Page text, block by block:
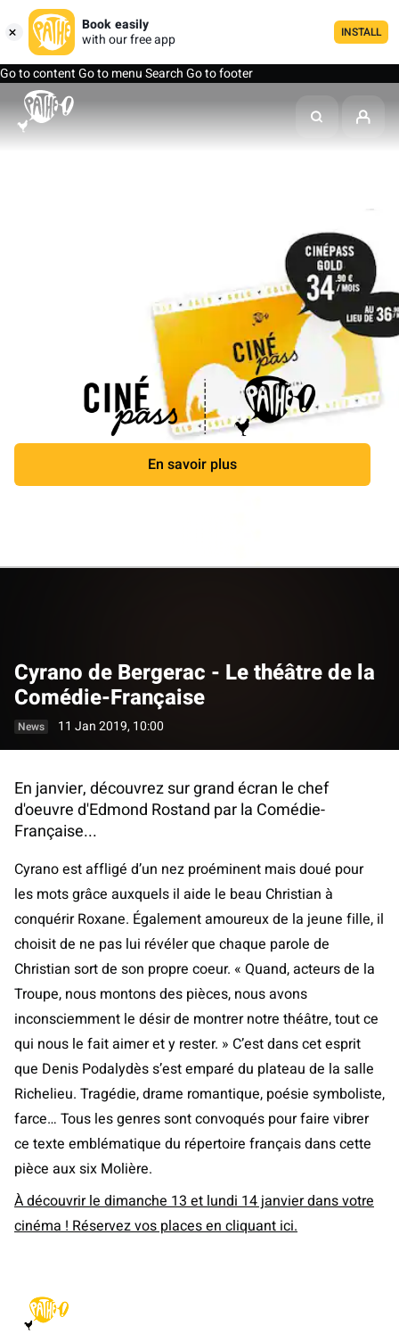
Book easily
with our free app
INSTALL
Go to contentGo to menuSearchGo to footer
En savoir plus
Cyrano de Bergerac - Le théâtre de la
Comédie-Française
News 11 Jan 2019, 10:00
En janvier, découvrez sur grand écran le chef
d'oeuvre d'Edmond Rostand par la Comédie-
Française...
Cyrano est affligé d’un nez proéminent mais doué pour
les mots grâce auxquels il aide le beau Christian à
conquérir Roxane. Également amoureux de la jeune fille, il
choisit de ne pas lui révéler que chaque parole de
Christian sort de son propre coeur. « Quand, acteurs de la
Troupe, nous montons des pièces, nous avons
inconsciemment le désir de montrer notre théâtre, tout ce
qui nous le fait aimer et y rester. » C’est dans cet esprit
que Denis Podalydès s’est emparé du plateau de la salle
Richelieu. Tragédie, drame romantique, poésie symboliste,
farce… Tous les genres sont convoqués pour faire vibrer
ce texte emblématique du répertoire français dans cette
pièce aux six Molière.
À découvrir le dimanche 13 et lundi 14 janvier dans votre
cinéma ! Réservez vos places en cliquant ici.